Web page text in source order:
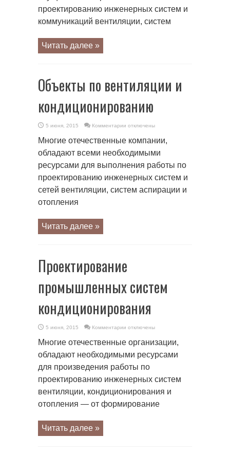
проектированию инженерных систем и
коммуникаций вентиляции, систем
Читать далее »
Объекты по вентиляции и
кондиционированию
5 июня, 2015 Комментарии
по
и
кондиционированию
отключены
Многие отечественные компании,
обладают всеми необходимыми
ресурсами для выполнения работы по
проектированию инженерных систем и
сетей вентиляции, систем аспирации и
отопления
Читать далее »
Проектирование
промышленных систем
кондиционирования
5 июня, 2015 Комментарии
промышленных
кондиционирования
отключены
Многие отечественные организации,
обладают необходимыми ресурсами
для произведения работы по
проектированию инженерных систем
вентиляции, кондиционирования и
отопления — от формирование
Читать далее »